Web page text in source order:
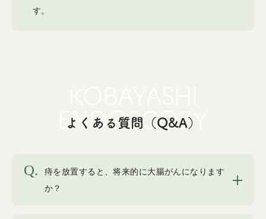
す。
よくある質問（Q&A）
痔を放置すると、将来的に大腸がんになります
か？